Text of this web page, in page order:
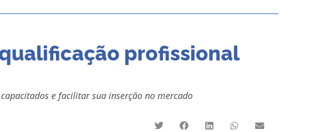
profissional
e facilitar sua inserção no mercado